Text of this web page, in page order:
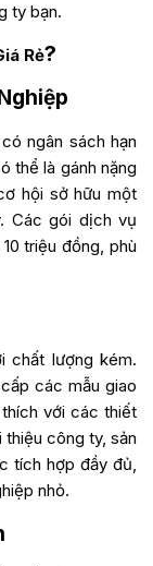
ty bạn.
Rẻ?
ngân sách hạn
thể là gánh nặng
hội sở hữu một
Các gói dịch vụ
triệu đồng, phù
chất lượng kém.
các mẫu giao
với các thiết
công ty, sản
tích hợp đầy đủ,
nhỏ.